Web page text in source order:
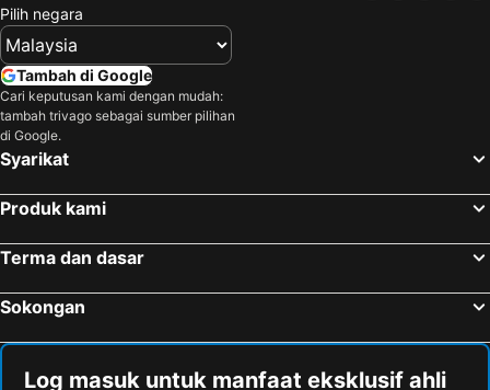
Hotel di Rembang
Hotel di Pemalang
Hotel di Sragen
Pilih negara
Tambah di Google
Cari keputusan kami dengan mudah:
tambah trivago sebagai sumber pilihan
di Google.
Syarikat
Produk kami
Terma dan dasar
Sokongan
Log masuk untuk manfaat eksklusif ahli